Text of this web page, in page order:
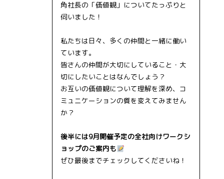
角社長の「価値観」についてたっぷりと
伺いました！
私たちは日々、多くの仲間と一緒に働い
ています。
皆さんの仲間が大切にしていること・大
切にしたいことはなんでしょう？
お互いの価値観について理解を深め、コ
ミュニケーションの質を変えてみません
か？
後半には9月開催予定の全社向けワークシ
ョップのご案内も
ぜひ最後までチェックしてくださいね！